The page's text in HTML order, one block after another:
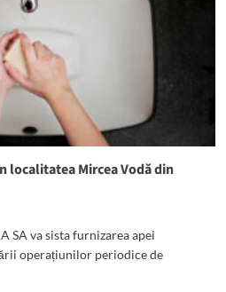
localitatea Mircea Vodă din
SA va sista furnizarea apei
operațiunilor periodice de